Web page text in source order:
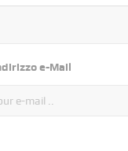
e-Mail